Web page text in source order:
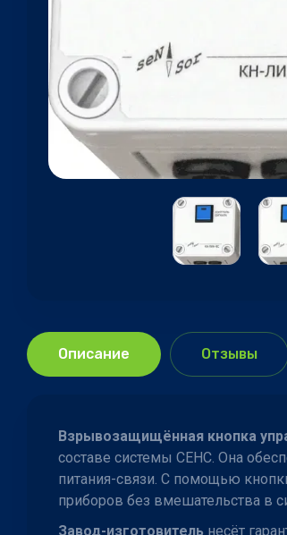
Описание Отзывы
Взрывозащищённая кнопка
составе системы СЕНС. Она
питания-связи. С помощью
приборов без вмешательства в
Завод-изготовитель несёт